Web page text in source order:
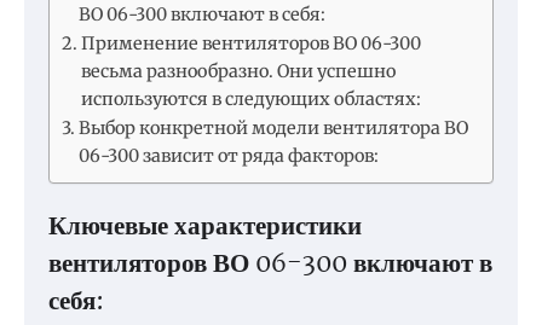
ВО 06-300 включают в себя:
Применение вентиляторов ВО 06-300
весьма разнообразно. Они успешно
используются в следующих областях:
Выбор конкретной модели вентилятора ВО
06-300 зависит от ряда факторов:
Ключевые характеристики
вентиляторов ВО 06-300 включают в
себя: